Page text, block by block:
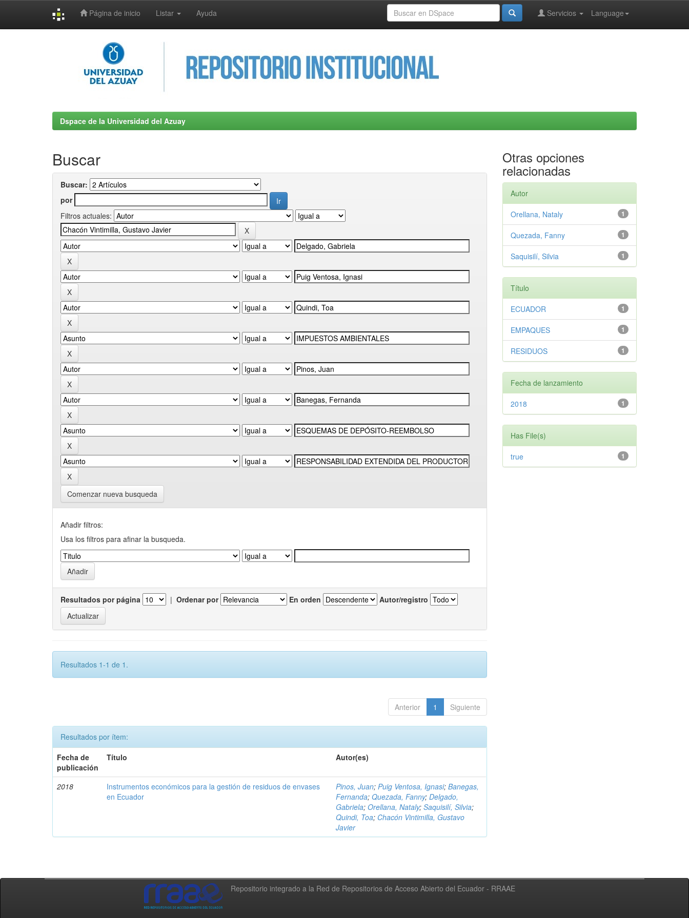
Página de inicio Listar Ayuda Language
Servicios
Dspace de la Universidad del Azuay
Buscar
Buscar:
por
Filtros actuales:
Comenzar nueva busqueda
Añadir filtros:
Usa los filtros para afinar la busqueda.
Resultados por página | Ordenar por En orden Autor/registro
Resultados 1-1 de 1.
Anterior 1 Siguiente
Resultados por ítem:
Fecha de
publicación
Título Autor(es)
2018
Instrumentos económicos para la gestión de residuos de envases
en Ecuador
Pinos, Juan;Puig Ventosa, Ignasi;Banegas,
Fernanda;Quezada, Fanny;Delgado,
Gabriela;Orellana, Nataly;Saquisilí, Silvia;
Quindi, Toa; Chacón Vintimilla, Gustavo
Javier
Otras opciones
relacionadas
Autor
1
Orellana, Nataly
1
Quezada, Fanny
1
Saquisilí, Silvia
Título
1
ECUADOR
1
EMPAQUES
1
RESIDUOS
Fecha de lanzamiento
1
2018
Has File(s)
1
true
Repositorio integrado a la Red de Repositorios de Acceso Abierto del Ecuador - RRAAE